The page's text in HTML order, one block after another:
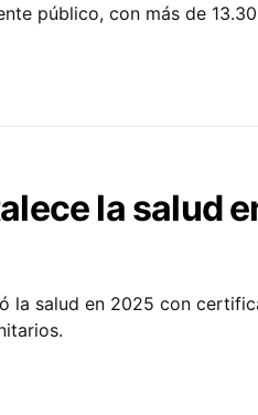
público, con más de
la salud
la salud en 2025 con